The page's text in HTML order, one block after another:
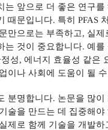
는 앞으로 더 좋은 연구를
때문입니다. 특히PFAS
만으로는 부족하고, 실제
는 것이 중요합니다. 예를
성, 에너지 효율성 같은
이나 사회에 도움이 될
분명합니다. 논문을 많이
술을 만드는 데 집중해야
제로 함께 기술을 개발하